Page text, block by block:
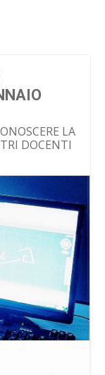
LA
DOCENTI